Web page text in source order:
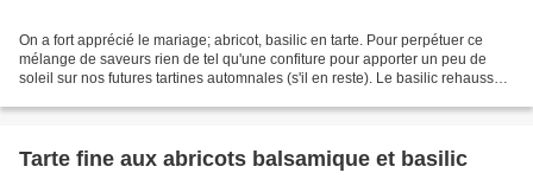
On a fort apprécié le mariage; abricot, basilic en tarte. Pour perpétuer ce
mélange de saveurs rien de tel qu'une confiture pour apporter un peu de
soleil sur nos futures tartines automnales (s'il en reste). Le basilic rehausse
Tarte fine aux abricots balsamique et basilic